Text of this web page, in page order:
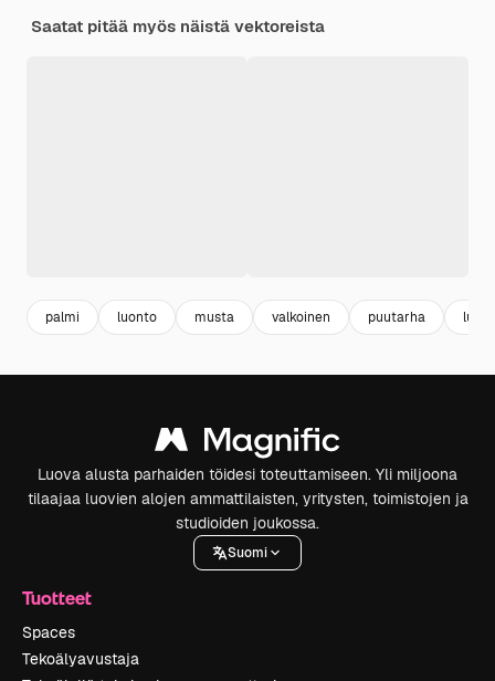
Saatat pitää myös näistä vektoreista
palmi luonto musta valkoinen puutarha
Luova alusta parhaiden töidesi toteuttamiseen. Yli miljoona
tilaajaa luovien alojen ammattilaisten, yritysten, toimistojen ja
studioiden joukossa.
Suomi
Tuotteet
Spaces
Tekoälyavustaja